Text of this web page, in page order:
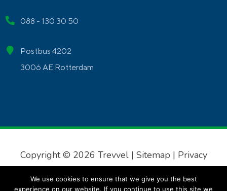
088 - 130 30 50
Postbus 4202
3006 AE Rotterdam
Copyright © 2026 Trevvel | Sitemap | Privacy
We use cookies to ensure that we give you the best
experience on our website. If you continue to use this site we